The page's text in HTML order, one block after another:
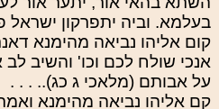
בעלמא. וביה יתפרקון ישראל
קום אליהו נביאה מהימנא
אנכי שולח לכם וכו' והשיב לב
על אבותם (מלאכי ג כג).. . . .
קם אליהו נביאה מהימנא